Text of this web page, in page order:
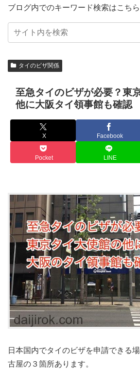
ブログ内でのキーワード検索はこちら
タイのビザ関係
至急タイのビザが必要？東
他に大阪タイ領事館も確認
X Facebook
Pocket LINE
日本国内でタイのビザを申請できる
古屋の３箇所あります。